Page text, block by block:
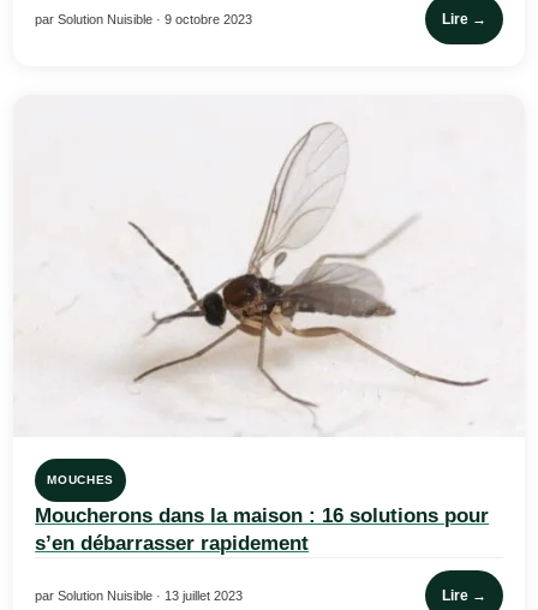
par Solution Nuisible · 9 octobre 2023 Lire →
MOUCHES
Moucherons dans la maison : 16 solutions pour
s’en débarrasser rapidement
par Solution Nuisible · 13 juillet 2023 Lire →